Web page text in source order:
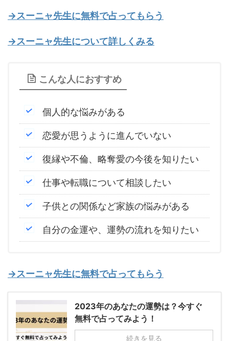
→スーニャ先生に無料で占ってもらう
→スーニャ先生について詳しくみる
こんな人におすすめ
個人的な悩みがある
恋愛が思うように進んでいない
復縁や不倫、略奪愛の今後を知りたい
仕事や転職について相談したい
子供との関係など家族の悩みがある
自分の金運や、運勢の流れを知りたい
→スーニャ先生に無料で占ってもらう
2023年のあなたの運勢は？今すぐ
無料で占ってみよう！
続きを見る